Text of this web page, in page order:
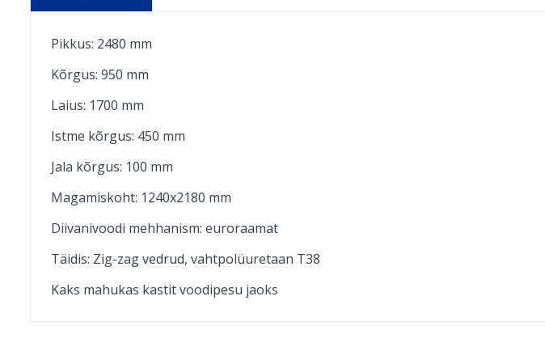
Pikkus: 2480 mm
Kõrgus: 950 mm
Laius: 1700 mm
Istme kõrgus: 450 mm
Jala kõrgus: 100 mm
Magamiskoht: 1240x2180 mm
Diivanivoodi mehhanism: euroraamat
Täidis: Zig-zag vedrud, vahtpolüuretaan T38
Kaks mahukas kastit voodipesu jaoks